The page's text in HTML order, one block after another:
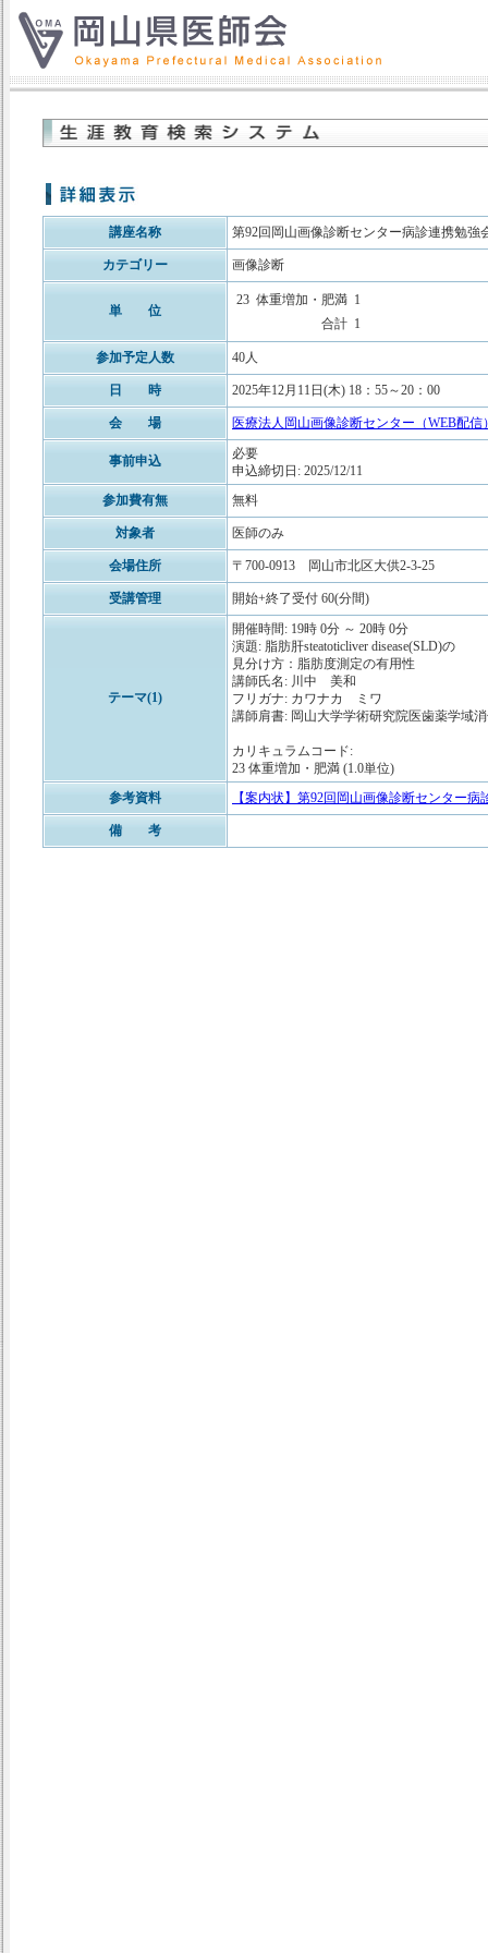
講座名称 第92回岡山画像診断センター病診連携勉強
カテゴリー 画像診断
単 位
23 体重増加・肥満 1
合計 1
参加予定人数 40人
日 時 2025年12月11日(木) 18：55～20：00
会 場 医療法人岡山画像診断センター（WEB配信
事前申込
必要
申込締切日: 2025/12/11
参加費有無
無料
対象者 医師のみ
会場住所 〒700-0913 岡山市北区大供2-3-25
受講管理 開始+終了受付 60(分間)
テーマ(1)
開催時間: 19時 0分 ～ 20時 0分
演題: 脂肪肝steatoticliver disease(SLD)の
見分け方：脂肪度測定の有用性
講師氏名: 川中 美和
フリガナ: カワナカ ミワ
講師肩書: 岡山大学学術研究院医歯薬学域
カリキュラムコード:
23 体重増加・肥満 (1.0単位)
参考資料
【案内状】第92回岡山画像診断センター病
備 考